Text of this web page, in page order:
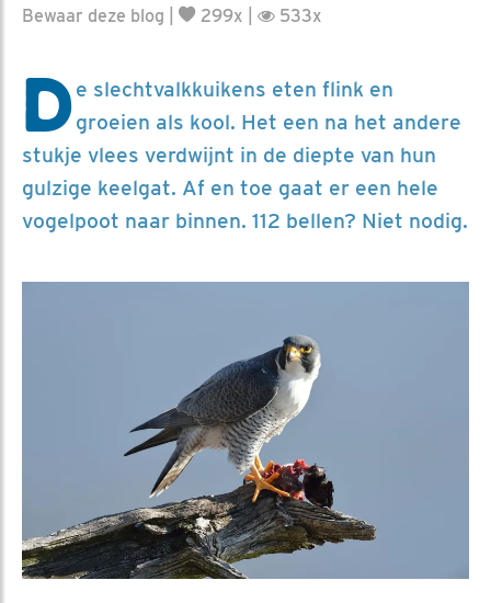
Bewaar deze blog
299x | 533x
De slechtvalkkuikens eten flink en
groeien als kool. Het een na het andere
stukje vlees verdwijnt in de diepte van hun
gulzige keelgat. Af en toe gaat er een hele
vogelpoot naar binnen. 112 bellen? Niet nodig.